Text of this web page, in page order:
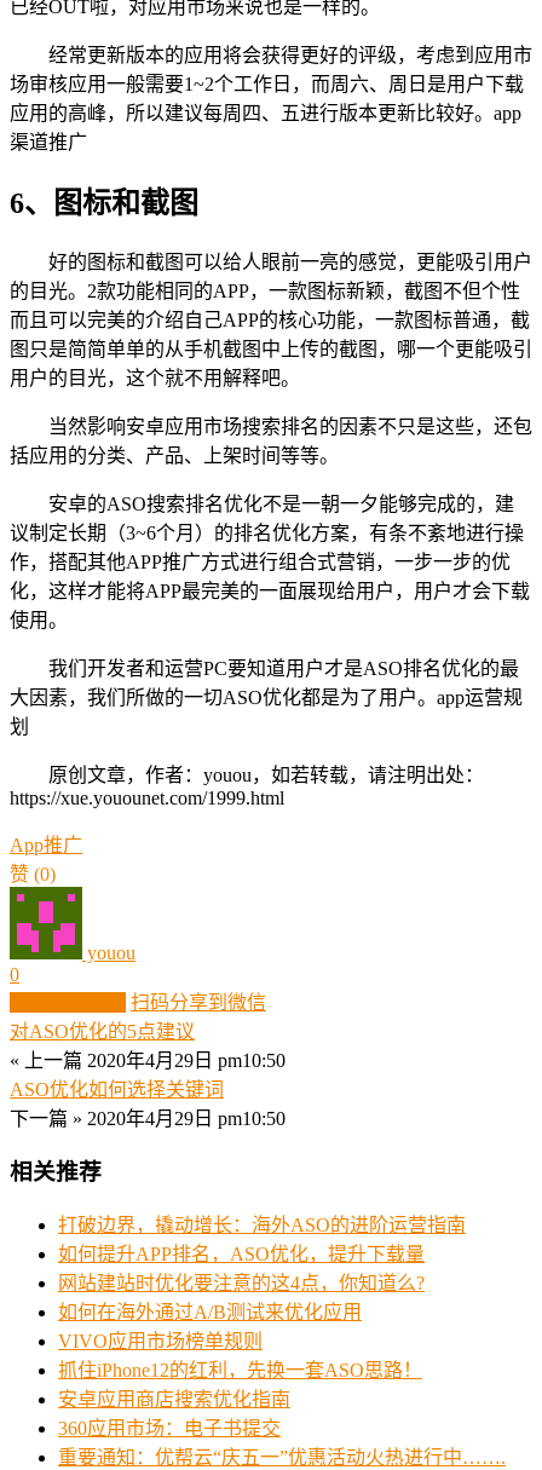
已经OUT啦，对应用市场来说也是一样的。
经常更新版本的应用将会获得更好的评级，考虑到应用市
场审核应用一般需要1~2个工作日，而周六、周日是用户下载
应用的高峰，所以建议每周四、五进行版本更新比较好。app
渠道推广
6、图标和截图
好的图标和截图可以给人眼前一亮的感觉，更能吸引用户
的目光。2款功能相同的APP，一款图标新颖，截图不但个性
而且可以完美的介绍自己APP的核心功能，一款图标普通，截
图只是简简单单的从手机截图中上传的截图，哪一个更能吸引
用户的目光，这个就不用解释吧。
当然影响安卓应用市场搜索排名的因素不只是这些，还包
括应用的分类、产品、上架时间等等。
安卓的ASO搜索排名优化不是一朝一夕能够完成的，建
议制定长期（3~6个月）的排名优化方案，有条不紊地进行操
作，搭配其他APP推广方式进行组合式营销，一步一步的优
化，这样才能将APP最完美的一面展现给用户，用户才会下载
使用。
我们开发者和运营PC要知道用户才是ASO排名优化的最
大因素，我们所做的一切ASO优化都是为了用户。app运营规
划
原创文章，作者：youou，如若转载，请注明出处：
https://xue.youounet.com/1999.html
App推广
赞 (0)
youou
0
扫码分享到微信
对ASO优化的5点建议
« 上一篇 2020年4月29日 pm10:50
ASO优化如何选择关键词
下一篇 » 2020年4月29日 pm10:50
相关推荐
打破边界，撬动增长：海外ASO的进阶运营指南
如何提升APP排名，ASO优化，提升下载量
网站建站时优化要注意的这4点，你知道么?
如何在海外通过A/B测试来优化应用
VIVO应用市场榜单规则
抓住iPhone12的红利，先换一套ASO思路！
安卓应用商店搜索优化指南
360应用市场：电子书提交
重要通知：优帮云“庆五一”优惠活动火热进行中…….